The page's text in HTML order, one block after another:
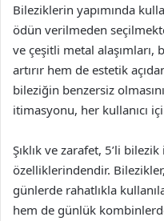
Bileziklerin yapımında
ödün verilmeden
ve çeşitli metal alaşımları,
artırır hem de estetik
bileziğin benzersiz
itimasyonu, her kullanıcı
Şıklık ve zarafet, 5’li
özelliklerindendir.
günlerde rahatlıkla
hem de günlük